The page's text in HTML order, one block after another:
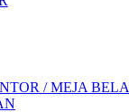
/ MEJA